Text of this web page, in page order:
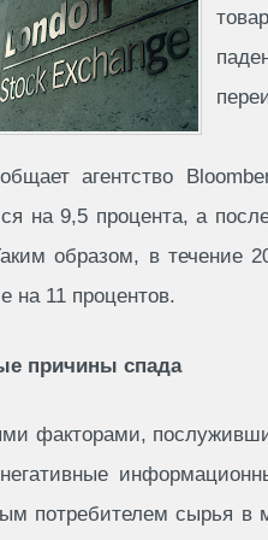
агентство
на 9,5 процента, а
образом, в течение
на 11 процентов.
причины спада
факторами,
потребителем сырья в